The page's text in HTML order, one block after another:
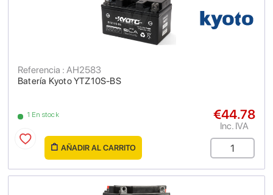
Batería Kyoto YTZ10S-BS
Referencia : AH2583
1 En stock €44.78
Inc. IVA
AÑADIR AL CARRITO